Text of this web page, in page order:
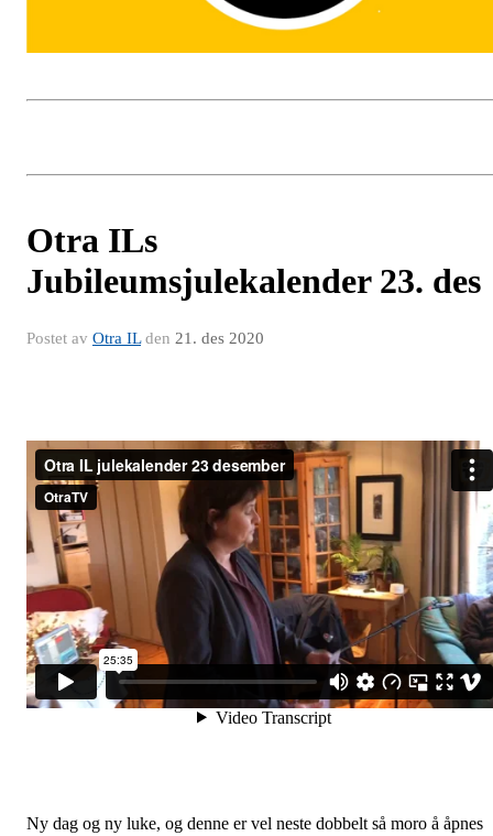
Otra ILs
Jubileumsjulekalender 23. des
Postet av Otra ILden 21. des 2020
Ny dag og ny luke, og denne er vel neste dobbelt så moro å åpnes